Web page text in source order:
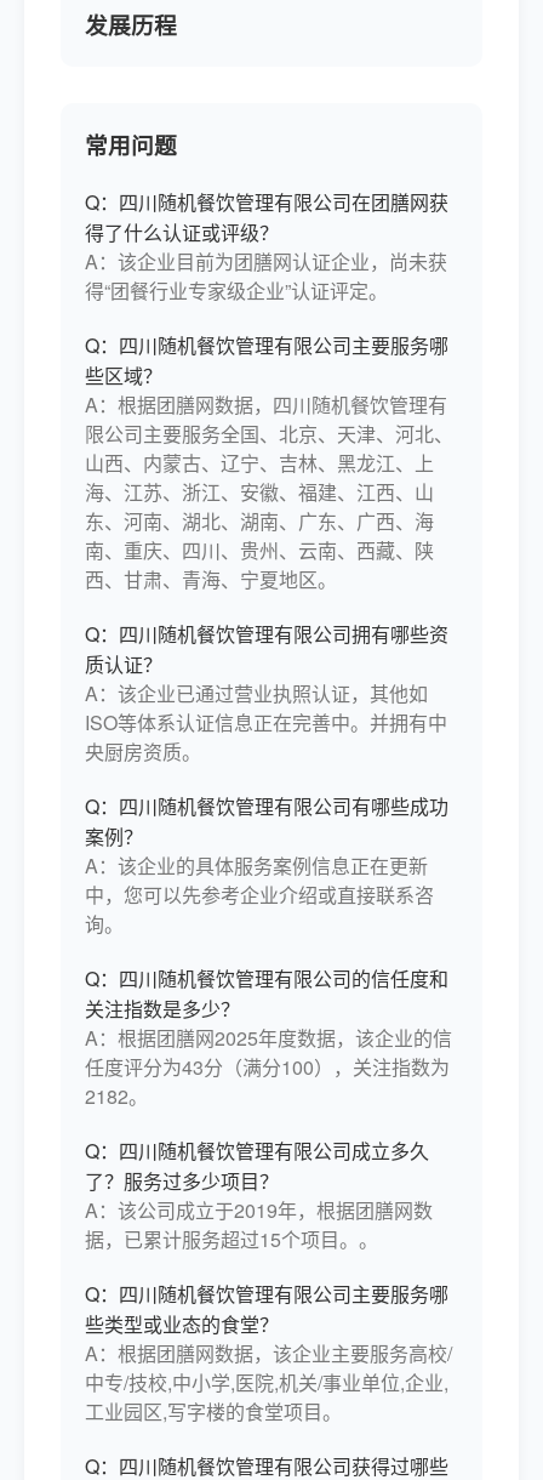
发展历程
常用问题
Q：四川随机餐饮管理有限公司在团膳网获
得了什么认证或评级？
A：该企业目前为团膳网认证企业，尚未获
得“团餐行业专家级企业”认证评定。
Q：四川随机餐饮管理有限公司主要服务哪
些区域？
A：根据团膳网数据，四川随机餐饮管理有
限公司主要服务全国、北京、天津、河北、
山西、内蒙古、辽宁、吉林、黑龙江、上
海、江苏、浙江、安徽、福建、江西、山
东、河南、湖北、湖南、广东、广西、海
南、重庆、四川、贵州、云南、西藏、陕
西、甘肃、青海、宁夏地区。
Q：四川随机餐饮管理有限公司拥有哪些资
质认证？
A：该企业已通过营业执照认证，其他如
ISO等体系认证信息正在完善中。并拥有中
央厨房资质。
Q：四川随机餐饮管理有限公司有哪些成功
案例？
A：该企业的具体服务案例信息正在更新
中，您可以先参考企业介绍或直接联系咨
询。
Q：四川随机餐饮管理有限公司的信任度和
关注指数是多少？
A：根据团膳网2025年度数据，该企业的信
任度评分为43分（满分100），关注指数为
2182。
Q：四川随机餐饮管理有限公司成立多久
了？服务过多少项目？
A：该公司成立于2019年，根据团膳网数
据，已累计服务超过15个项目。。
Q：四川随机餐饮管理有限公司主要服务哪
些类型或业态的食堂？
A：根据团膳网数据，该企业主要服务高校/
中专/技校,中小学,医院,机关/事业单位,企业,
工业园区,写字楼的食堂项目。
Q：四川随机餐饮管理有限公司获得过哪些